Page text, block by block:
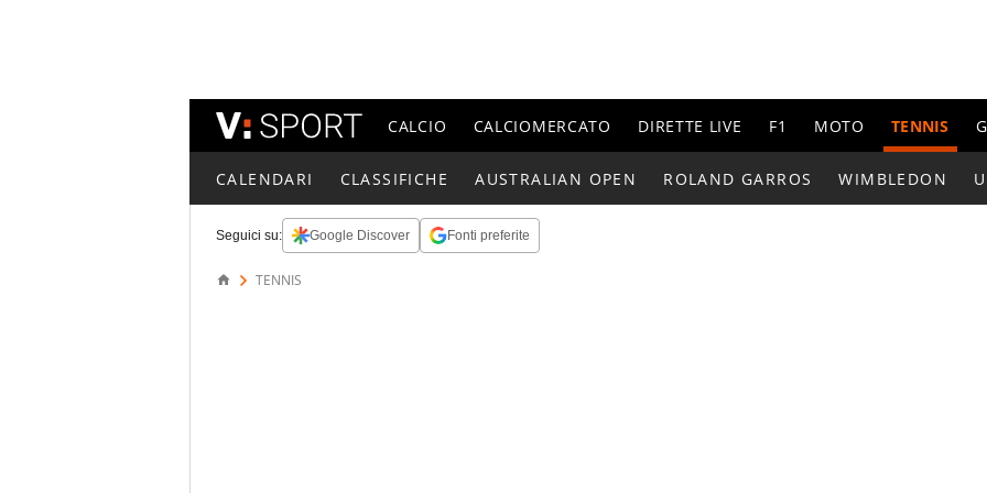
CALCIO CALCIOMERCATO DIRETTE LIVE F1 MOTO TENNIS
CALENDARI CLASSIFICHE AUSTRALIAN OPEN ROLAND GARROS WIMBLEDON
Seguici su: Google Discover Fonti preferite
TENNIS